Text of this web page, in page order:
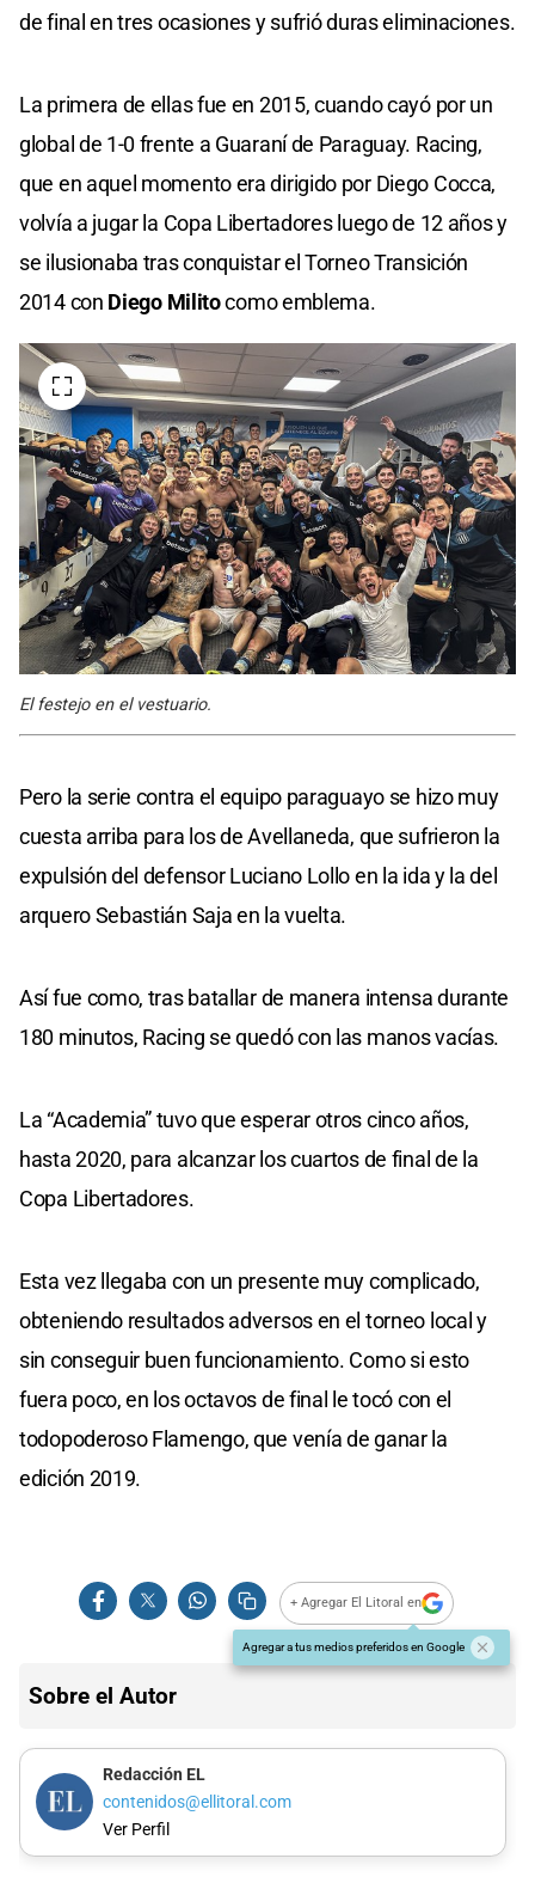
de final en tres ocasiones y sufrió duras eliminaciones.
La primera de ellas fue en 2015, cuando cayó por un
global de 1-0 frente a Guaraní de Paraguay. Racing,
que en aquel momento era dirigido por Diego Cocca,
volvía a jugar la Copa Libertadores luego de 12 años y
se ilusionaba tras conquistar el Torneo Transición
2014 con Diego Militocomo emblema.
El festejo en el vestuario.
Pero la serie contra el equipo paraguayo se hizo muy
cuesta arriba para los de Avellaneda, que sufrieron la
expulsión del defensor Luciano Lollo en la ida y la del
arquero Sebastián Saja en la vuelta.
Así fue como, tras batallar de manera intensa durante
180 minutos, Racing se quedó con las manos vacías.
La “Academia” tuvo que esperar otros cinco años,
hasta 2020, para alcanzar los cuartos de final de la
Copa Libertadores.
Esta vez llegaba con un presente muy complicado,
obteniendo resultados adversos en el torneo local y
sin conseguir buen funcionamiento. Como si esto
fuera poco, en los octavos de final le tocó con el
todopoderoso Flamengo, que venía de ganar la
edición 2019.
+ Agregar El Litoral en
Agregar a tus medios preferidos en Google
Sobre el Autor
Redacción EL
contenidos@ellitoral.com
Ver Perfil